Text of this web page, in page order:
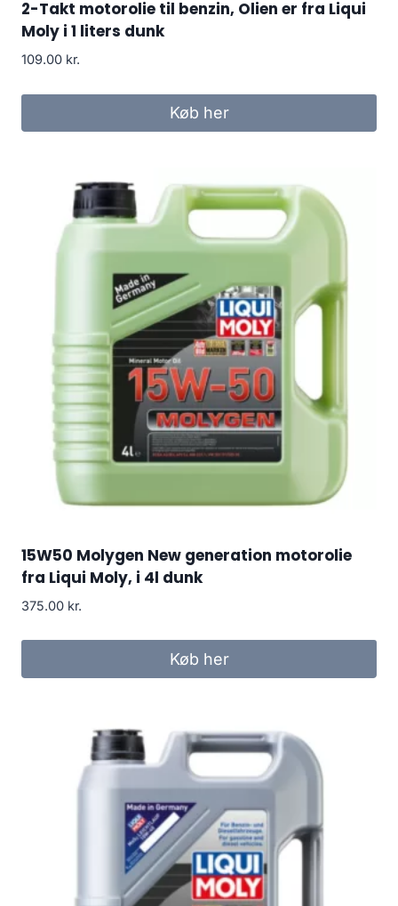
2-Takt motorolie til benzin, Olien er fra Liqui
Moly i 1 liters dunk
109.00 kr.
Køb her
15W50 Molygen New generation motorolie
fra Liqui Moly, i 4l dunk
375.00 kr.
Køb her